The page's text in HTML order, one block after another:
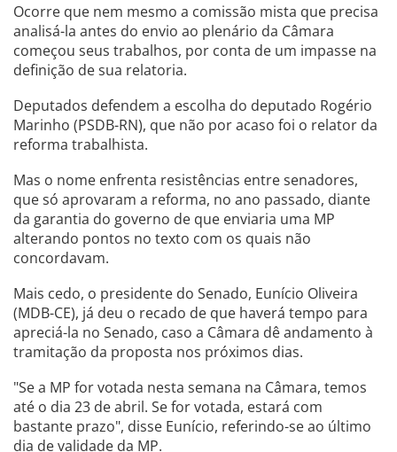
Ocorre que nem mesmo a comissão mista que precisa
analisá-la antes do envio ao plenário da Câmara
começou seus trabalhos, por conta de um impasse na
definição de sua relatoria.
Deputados defendem a escolha do deputado Rogério
Marinho (PSDB-RN), que não por acaso foi o relator da
reforma trabalhista.
Mas o nome enfrenta resistências entre senadores,
que só aprovaram a reforma, no ano passado, diante
da garantia do governo de que enviaria uma MP
alterando pontos no texto com os quais não
concordavam.
Mais cedo, o presidente do Senado, Eunício Oliveira
(MDB-CE), já deu o recado de que haverá tempo para
apreciá-la no Senado, caso a Câmara dê andamento à
tramitação da proposta nos próximos dias.
"Se a MP for votada nesta semana na Câmara, temos
até o dia 23 de abril. Se for votada, estará com
bastante prazo", disse Eunício, referindo-se ao último
dia de validade da MP.